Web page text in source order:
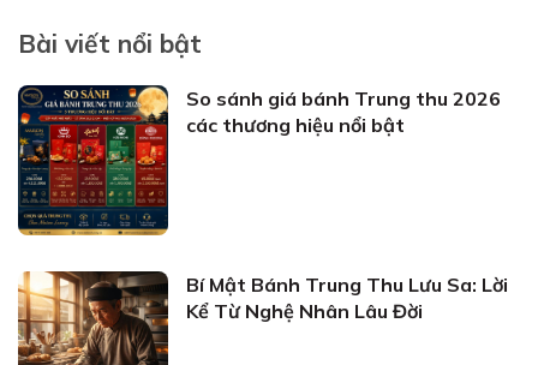
Bài viết nổi bật
So sánh giá bánh Trung thu 2026
các thương hiệu nổi bật
Bí Mật Bánh Trung Thu Lưu Sa: Lời
Kể Từ Nghệ Nhân Lâu Đời